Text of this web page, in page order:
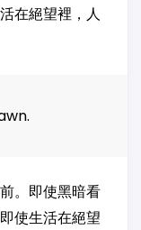
在絕望裡，人
。即使黑暗看
使生活在絕望